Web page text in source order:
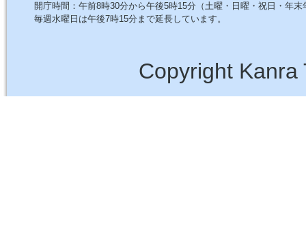
開庁時間：午前8時30分から午後5時15分（土曜・日曜・祝日・年末
毎週水曜日は午後7時15分まで延長しています。
Copyright Kanra